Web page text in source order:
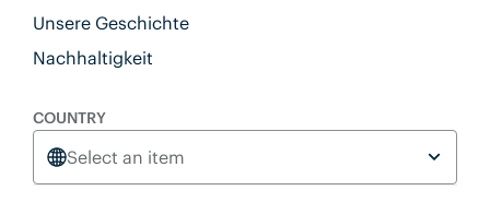
Unsere Geschichte
Nachhaltigkeit
COUNTRY
Select an item